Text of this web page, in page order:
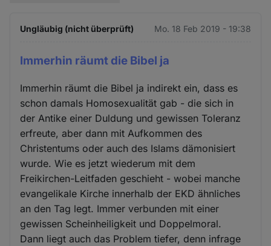
Ungläubig (nicht überprüft) Mo. 18 Feb 2019 - 19:38
Immerhin räumt die Bibel ja
Immerhin räumt die Bibel ja indirekt ein, dass es
schon damals Homosexualität gab - die sich in
der Antike einer Duldung und gewissen Toleranz
erfreute, aber dann mit Aufkommen des
Christentums oder auch des Islams dämonisiert
wurde. Wie es jetzt wiederum mit dem
Freikirchen-Leitfaden geschieht - wobei manche
evangelikale Kirche innerhalb der EKD ähnliches
an den Tag legt. Immer verbunden mit einer
gewissen Scheinheiligkeit und Doppelmoral.
Dann liegt auch das Problem tiefer, denn infrage